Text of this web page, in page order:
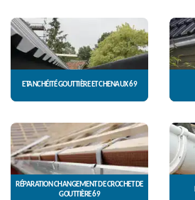
ETANCHÉITÉ GOUTTIÈRE ET CHENAUX 69
RÉPARATION CHANGEMENT DE CROCHET DE
GOUTTIÈRE 69